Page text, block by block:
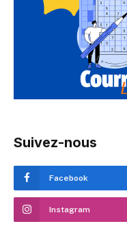
Suivez-nous
Facebook
Instagram